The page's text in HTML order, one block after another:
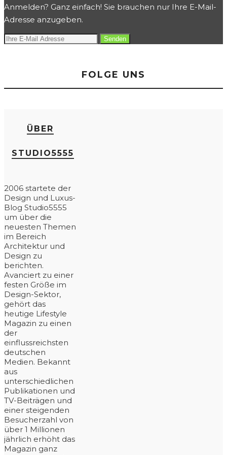
Anmelden? Ganz einfach! Sie brauchen nur Ihre E-Mail-
Adresse anzugeben.
FOLGE UNS
ÜBER
STUDIO5555
2006 startete der
Design und Luxus-
Blog Studio5555
um über die
neuesten Themen
im Bereich
Architektur und
Design zu
berichten.
Avanciert zu einer
festen Größe im
Design-Sektor,
gehört das
heutige Lifestyle
Magazin zu einen
der
einflussreichsten
deutschen
Medien. Bekannt
aus
unterschiedlichen
Publikationen und
TV-Beiträgen und
einer steigenden
Besucherzahl von
über 1 Millionen
jährlich erhöht das
Magazin ganz